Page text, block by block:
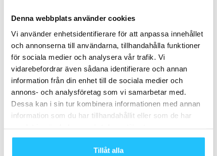
Denna webbplats använder cookies
Vi använder enhetsidentifierare för att anpassa innehållet
och annonserna till användarna, tillhandahålla funktioner
för sociala medier och analysera vår trafik. Vi
vidarebefordrar även sådana identifierare och annan
information från din enhet till de sociala medier och
annons- och analysföretag som vi samarbetar med.
Dessa kan i sin tur kombinera informationen med annan
information som du har tillhandahållit eller som de har
Tillåt alla
Podcast: Katarina Andersson om
gymkedje-Sverige tog...
2026-03-11
Almega Friskvårdsföretagen rekryterar
Helena Arnold
2020-08-19
Sweaty Business Podcast avsnitt 35 –
#vadegrejen med Tauff Training?
2018-02-28